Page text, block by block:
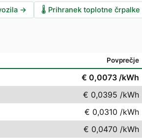
→ 🌡️ Prihranek toplotne črpalke
Povprečje
€ 0,0073 /kWh
€ 0,0395 /kWh
€ 0,0310 /kWh
€ 0,0470 /kWh